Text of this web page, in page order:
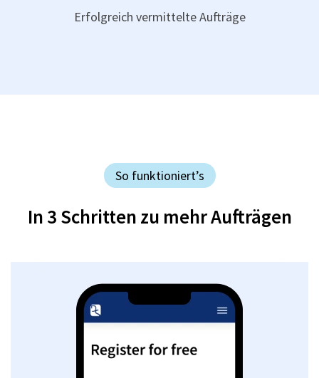
Erfolgreich vermittelte Aufträge
So funktioniert’s
In 3 Schritten zu mehr Aufträgen